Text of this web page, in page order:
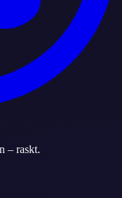
– raskt.